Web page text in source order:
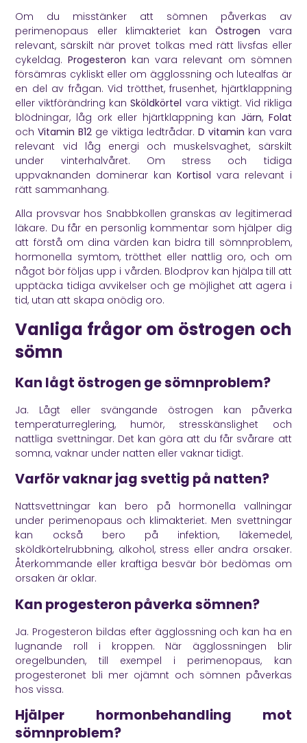
Om du misstänker att sömnen påverkas av
perimenopaus eller klimakteriet kanÖstrogen vara
relevant, särskilt när provet tolkas med rätt livsfas eller
cykeldag.Progesteron kan vara relevant om sömnen
försämras cykliskt eller om ägglossning och lutealfas är
en del av frågan. Vid trötthet, frusenhet, hjärtklappning
eller viktförändring kanSköldkörtel vara viktigt. Vid rikliga
blödningar, låg ork eller hjärtklappning kanJärn, Folat
ochVitamin B12 ge viktiga ledtrådar. D vitamin kan vara
relevant vid låg energi och muskelsvaghet, särskilt
under vinterhalvåret. Om stress och tidiga
uppvaknanden dominerar kan Kortisol vara relevant i
rätt sammanhang.
Alla provsvar hos Snabbkollen granskas av legitimerad
läkare. Du får en personlig kommentar som hjälper dig
att förstå om dina värden kan bidra till sömnproblem,
hormonella symtom, trötthet eller nattlig oro, och om
något bör följas upp i vården. Blodprov kan hjälpa till att
upptäcka tidiga avvikelser och ge möjlighet att agera i
tid, utan att skapa onödig oro.
Vanliga frågor om östrogen och
sömn
Kan lågt östrogen ge sömnproblem?
Ja. Lågt eller svängande östrogen kan påverka
temperaturreglering, humör, stresskänslighet och
nattliga svettningar. Det kan göra att du får svårare att
somna, vaknar under natten eller vaknar tidigt.
Varför vaknar jag svettig på natten?
Nattsvettningar kan bero på hormonella vallningar
under perimenopaus och klimakteriet. Men svettningar
kan också bero på infektion, läkemedel,
sköldkörtelrubbning, alkohol, stress eller andra orsaker.
Återkommande eller kraftiga besvär bör bedömas om
orsaken är oklar.
Kan progesteron påverka sömnen?
Ja. Progesteron bildas efter ägglossning och kan ha en
lugnande roll i kroppen. När ägglossningen blir
oregelbunden, till exempel i perimenopaus, kan
progesteronet bli mer ojämnt och sömnen påverkas
hos vissa.
Hjälper hormonbehandling mot
sömnproblem?